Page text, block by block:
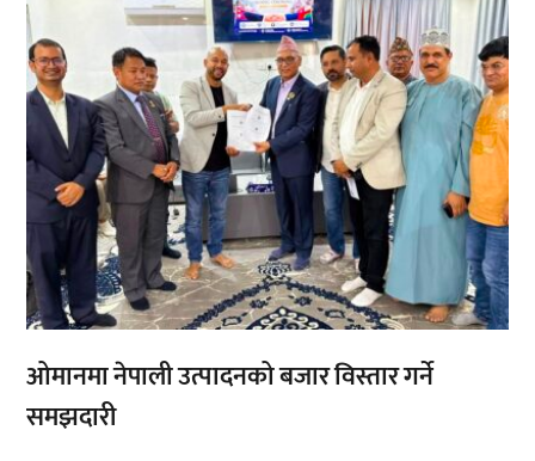
ओमानमा नेपाली उत्पादनको बजार विस्तार गर्ने
समझदारी